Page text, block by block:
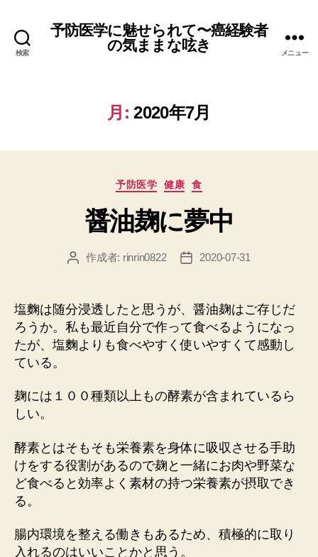
検索
予防医学に魅せられて〜癌経験者
の気ままな呟き
メニュー
月: 2020年7月
カ
ゴ
リ
予防医学 健康 食
醤油麹に夢中
投 作成者: rinrin0822
投
2020-07-31
塩麴は随分浸透したと思うが、醤油麹はご存じだ
ろうか。私も最近自分で作って食べるようになっ
たが、塩麴よりも食べやすく使いやすくて感動し
ている。
麹には１００種類以上もの酵素が含まれているら
しい。
酵素とはそもそも栄養素を身体に吸収させる手助
けをする役割があるので麹と一緒にお肉や野菜な
ど食べると効率よく素材の持つ栄養素が摂取でき
る。
腸内環境を整える働きもあるため、積極的に取り
入れるのはいいことかと思う。